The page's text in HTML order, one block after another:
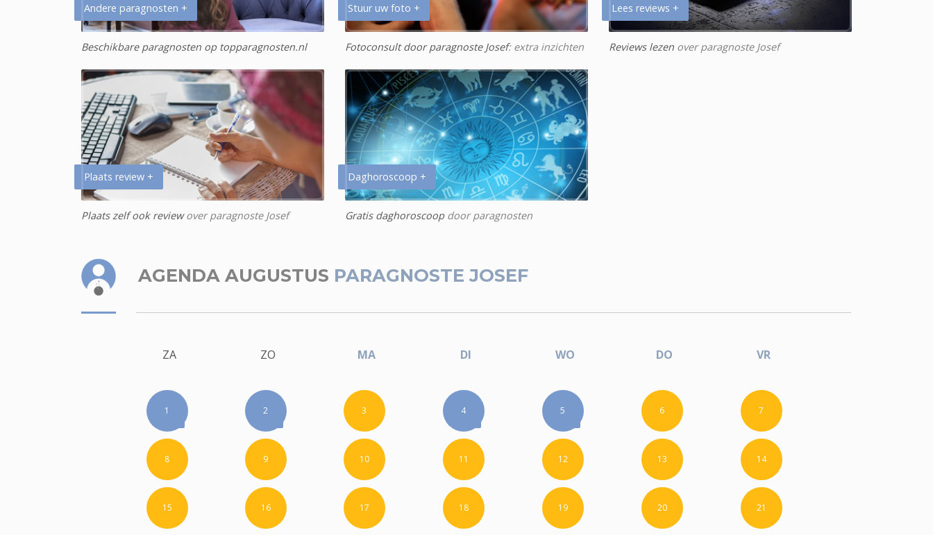
Andere paragnosten +
Beschikbare paragnosten op topparagnosten.nl
Stuur uw foto +
Fotoconsult door paragnoste Josef: extra inzichten
Lees reviews +
Reviews lezen over paragnoste Josef
Plaats review +
Plaats zelf ook reviewover paragnoste Josef
Daghoroscoop +
Gratis daghoroscoopdoor paragnosten
AGENDA AUGUSTUS PARAGNOSTE JOSEF
ZA ZO MA DI WO DO VR
1 2 3 4 5 6 7
8 9 10 11 12 13 14
15 16 17 18 19 20 21